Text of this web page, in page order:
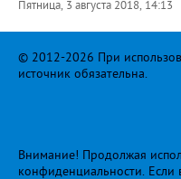
Пятница, 3 августа 2018, 14:13
© 2012-2026 При
источник обязательна.
Внимание! Продолжая
конфиденциальности .